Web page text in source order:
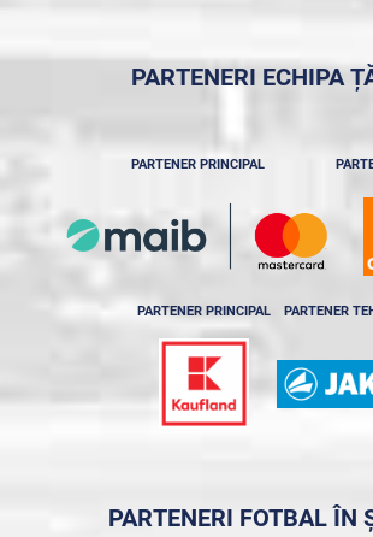
PARTENERI ECHIPA
PARTENER PRINCIPAL
PARTENER PRINCIPAL PARTENER
PARTENERI FOTBAL ÎN